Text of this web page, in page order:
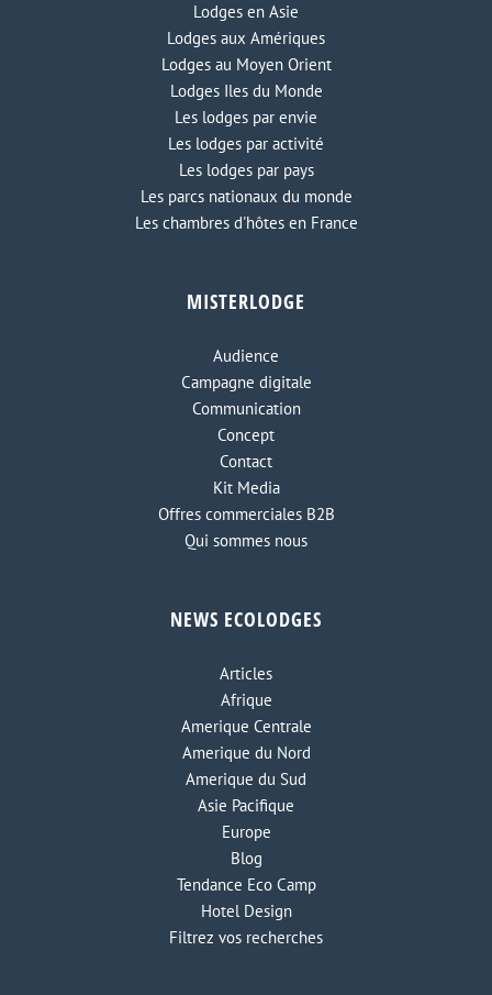
Lodges en Asie
Lodges aux Amériques
Lodges au Moyen Orient
Lodges Iles du Monde
Les lodges par envie
Les lodges par activité
Les lodges par pays
Les parcs nationaux du monde
Les chambres d'hôtes en France
MISTERLODGE
Audience
Campagne digitale
Communication
Concept
Contact
Kit Media
Offres commerciales B2B
Qui sommes nous
NEWS ECOLODGES
Articles
Afrique
Amerique Centrale
Amerique du Nord
Amerique du Sud
Asie Pacifique
Europe
Blog
Tendance Eco Camp
Hotel Design
Filtrez vos recherches